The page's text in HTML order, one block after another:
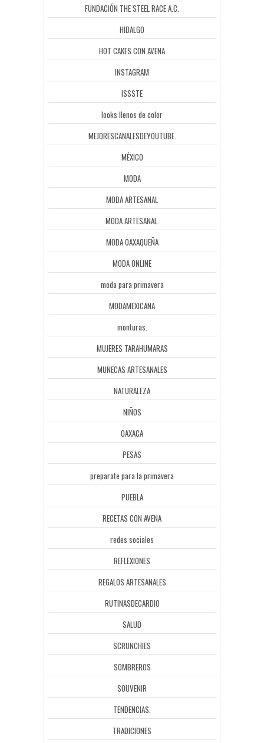
FUNDACIÓN THE STEEL RACE A.C.
HIDALGO
HOT CAKES CON AVENA
INSTAGRAM
ISSSTE
looks llenos de color
MEJORESCANALESDEYOUTUBE.
MÉXICO
MODA
MODA ARTESANAL
MODA ARTESANAL.
MODA OAXAQUEÑA
MODA ONLINE
moda para primavera
MODAMEXICANA
monturas.
MUJERES TARAHUMARAS
MUÑECAS ARTESANALES
NATURALEZA
NIÑOS
OAXACA
PESAS
preparate para la primavera
PUEBLA
RECETAS CON AVENA
redes sociales
REFLEXIONES
REGALOS ARTESANALES
RUTINASDECARDIO
SALUD
SCRUNCHIES
SOMBREROS
SOUVENIR
TENDENCIAS.
TRADICIONES